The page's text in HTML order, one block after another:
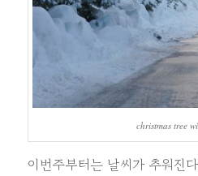
christmas tree
이번주부터는 날씨가 추워진